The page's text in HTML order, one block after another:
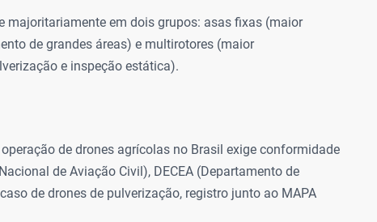
majoritariamente em dois grupos: asas fixas (maior
de grandes áreas) e multirotores (maior
e inspeção estática).
de drones agrícolas no Brasil exige conformidade
de Aviação Civil), DECEA (Departamento de
de drones de pulverização, registro junto ao MAPA